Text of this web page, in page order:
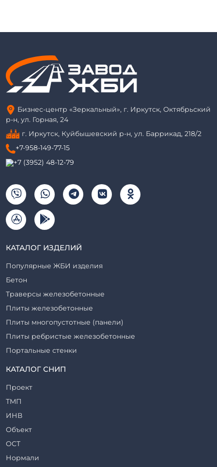
Бизнес-центр «Зеркальный», г. Иркутск, Октябрьский
р-н, ул. Горная, 24
г. Иркутск, Куйбышевский р-н, ул. Баррикад, 218/2
+7-958-149-77-15
+7 (3952) 48-12-79
КАТАЛОГ ИЗДЕЛИЙ
Популярные ЖБИ изделия
Бетон
Траверсы железобетонные
Плиты железобетонные
Плиты многопустотные (панели)
Плиты ребристые железобетонные
Портальные стенки
Прогоны железобетонные
Ригели железобетонные
Сваи железобетонные
Стеновые блоки
Стойки железобетонные
Столбы железобетонные
Закладные детали
КАТАЛОГ СНИП
Проект
ТМП
ИНВ
Объект
ОСТ
Нормали